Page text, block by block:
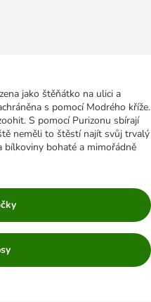
jako štěňátko na ulici a
s pomocí Modrého kříže.
S pomocí Purizonu sbírají
neměli to štěstí najít svůj trvalý
bohaté a mimořádně